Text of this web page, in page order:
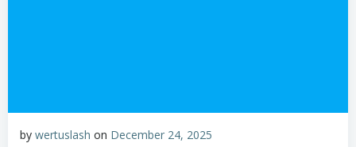
by wertuslash on December 24, 2025